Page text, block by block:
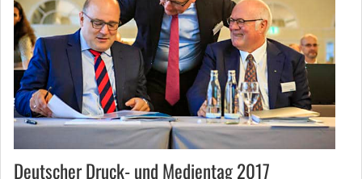
Deutscher Druck- und Medientag 2017